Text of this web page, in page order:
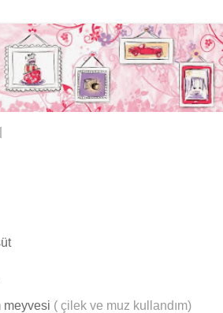
meyvesi ( çilek ve muz kullandım)